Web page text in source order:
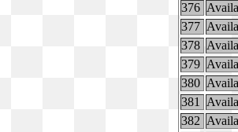
376
377
378
379
380
381
382